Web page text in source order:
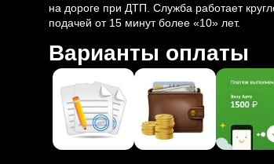
на дороге при ДТП. Служба работает
подачей от 15 минут более «10» лет.
Варианты оплаты